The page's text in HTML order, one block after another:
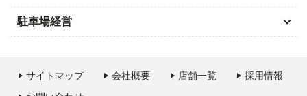
駐車場経営
サイトマップ 会社概要 店舗一覧
採用情報